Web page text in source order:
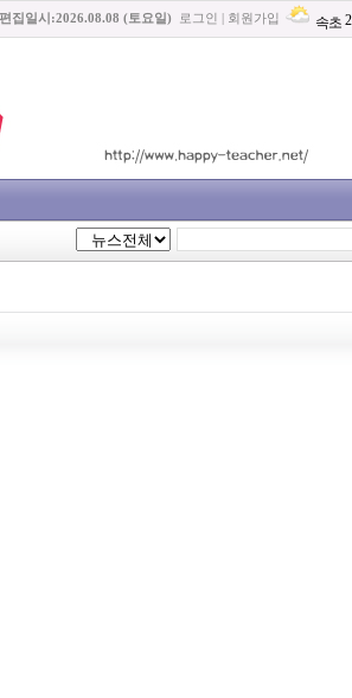
집일시:2026.08.08 (토요일) 로그인 회원가입